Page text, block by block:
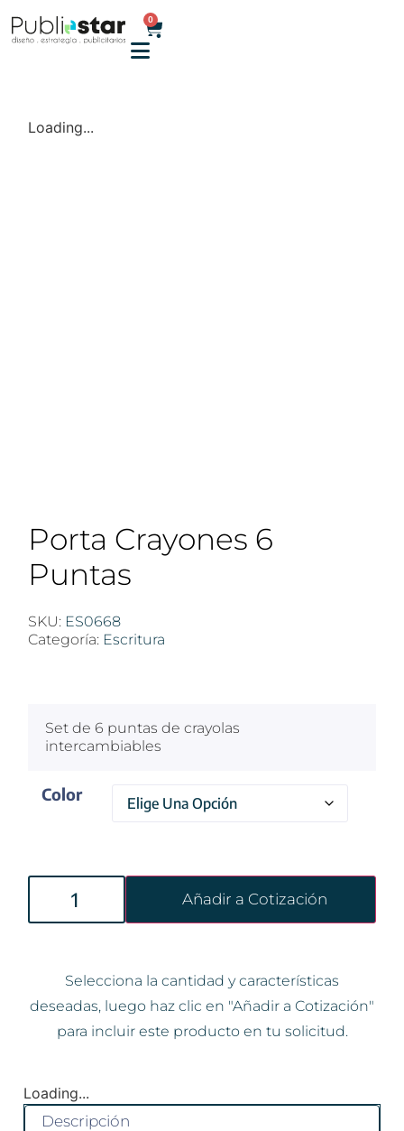
0
Loading...
Porta Crayones 6
Puntas
SKU: ES0668
Categoría: Escritura
Set de 6 puntas de crayolas
intercambiables
Color
Añadir a Cotización
Selecciona la cantidad y características
deseadas, luego haz clic en "Añadir a Cotización"
para incluir este producto en tu solicitud.
Loading...
Descripción